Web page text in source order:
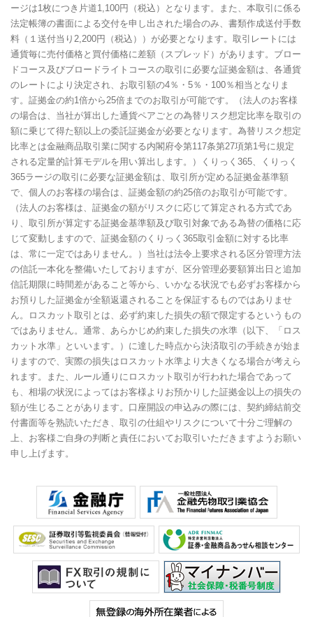
ージは1枚につき片道1,100円（税込）となります。また、本取引に係る
法定帳簿の書面による交付を申し出された場合のみ、書類作成送付手数
料（１送付当り2,200円（税込））が必要となります。取引レートには
通貨毎に売付価格と買付価格に差額（スプレッド）があります。ブロー
ドコース及びブロードライトコースの取引に必要な証拠金額は、各通貨
のレートにより決定され、お取引額の4％・5％・100％相当となりま
す。証拠金の約1倍から25倍までのお取引が可能です。（法人のお客様
の場合は、当社が算出した通貨ペアごとの為替リスク想定比率を取引の
額に乗じて得た額以上の委託証拠金が必要となります。為替リスク想定
比率とは金融商品取引業に関する内閣府令第117条第27項第1号に規定
される定量的計算モデルを用い算出します。）くりっく365、くりっく
365ラージの取引に必要な証拠金額は、取引所が定める証拠金基準額
で、個人のお客様の場合は、証拠金額の約25倍のお取引が可能です。
（法人のお客様は、証拠金の額がリスクに応じて算定される方式であ
り、取引所が算定する証拠金基準額及び取引対象である為替の価格に応
じて変動しますので、証拠金額のくりっく365取引金額に対する比率
は、常に一定ではありません。）当社は法令上要求される区分管理方法
の信託一本化を整備いたしておりますが、区分管理必要額算出日と追加
信託期限に時間差があること等から、いかなる状況でも必ずお客様から
お預りした証拠金が全額返還されることを保証するものではありませ
ん。ロスカット取引とは、必ず約束した損失の額で限定するというもの
ではありません。通常、あらかじめ約束した損失の水準（以下、「ロス
カット水準」といいます。）に達した時点から決済取引の手続きが始ま
りますので、実際の損失はロスカット水準より大きくなる場合が考えら
れます。また、ルール通りにロスカット取引が行われた場合であって
も、相場の状況によってはお客様よりお預かりした証拠金以上の損失の
額が生じることがあります。口座開設の申込みの際には、契約締結前交
付書面等を熟読いただき、取引の仕組やリスクについて十分ご理解の
上、お客様ご自身の判断と責任においてお取引いただきますようお願い
申し上げます。